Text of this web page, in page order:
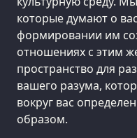
которые думают о
формировании им
отношениях с этим
пространство для
вашего разума,
вокруг вас
образом.